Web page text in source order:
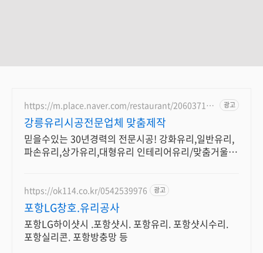
https://m.place.naver.com/restaurant/206037139
광고
강릉유리시공전문업체 맞춤제작
믿을수있는 30년경력의 전문시공! 강화유리,일반유리,
파손유리,상가유리,대형유리 인테리어유리/맞춤거울
https://ok114.co.kr/0542539976 광고
포항LG창호.유리공사
포항LG하이샷시 .포항샷시. 포항유리. 포항샷시수리.
포항실리콘. 포항방충망 등